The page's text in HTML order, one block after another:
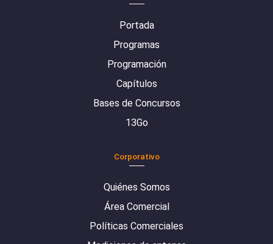
Portada
Programas
Programación
Capítulos
Bases de Concursos
13Go
Corporativo
Quiénes Somos
Área Comercial
Políticas Comerciales